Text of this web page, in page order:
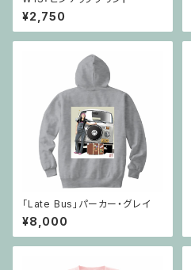
¥2,750
「Late Bus」パーカー・グレイ
¥8,000